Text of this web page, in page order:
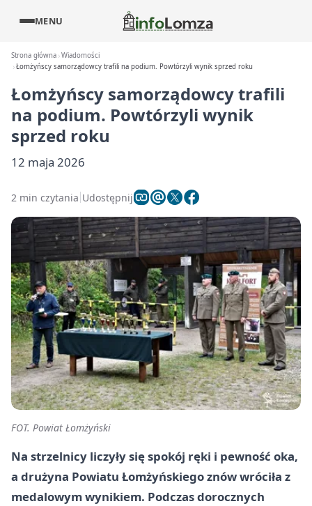
MENU
Strona główna Wiadomości
Łomżyńscy samorządowcy trafili na podium. Powtórzyli wynik sprzed roku
Łomżyńscy samorządowcy trafili
na podium. Powtórzyli wynik
sprzed roku
12 maja 2026
2 min czytania Udostępnij
FOT. Powiat Łomżyński
Na strzelnicy liczyły się spokój ręki i pewność oka,
a drużyna Powiatu Łomżyńskiego znów wróciła z
medalowym wynikiem. Podczas dorocznych